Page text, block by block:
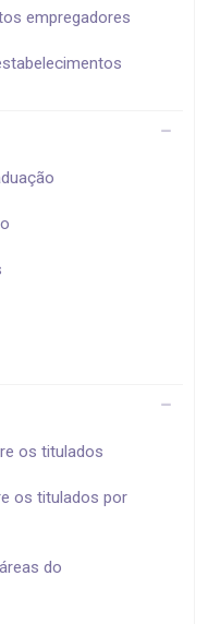
empregadores
os titulados
os titulados por
do